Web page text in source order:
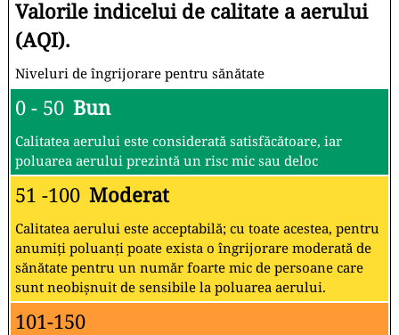
Valorile indicelui de calitate a aerului
(AQI).
Niveluri de îngrijorare pentru sănătate
0 - 50 Bun
Calitatea aerului este considerată satisfăcătoare, iar
poluarea aerului prezintă un risc mic sau deloc
51 -100 Moderat
Calitatea aerului este acceptabilă; cu toate acestea, pentru
anumiți poluanți poate exista o îngrijorare moderată de
sănătate pentru un număr foarte mic de persoane care
sunt neobișnuit de sensibile la poluarea aerului.
101-150